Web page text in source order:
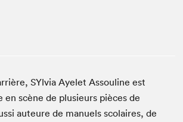
SYlvia Ayelet Assouline est
scène de plusieurs pièces de
auteure de manuels scolaires, de